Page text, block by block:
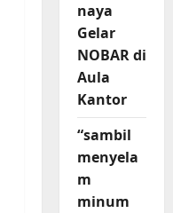
naya
Gelar
NOBAR di
Aula
Kantor
“sambil
menyela
m
minum